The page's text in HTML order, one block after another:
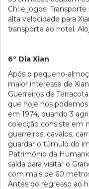
Chi e jogos.
alta velocidade para
transporte ao hotel.
6º Dia Xian
Após o pequeno-
maior interesse de
Guerreiros de
que hoje nos
em 1974, quando 3
colecção consiste em
guerreiros, cavalos,
guardar o túmulo do
Património da
saída para visitar o
com mais de 60
Antes do regresso ao